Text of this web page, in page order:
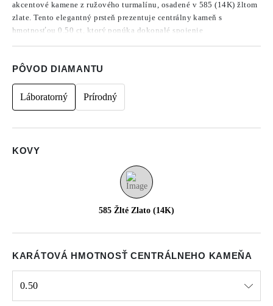
akcentové kamene z ružového turmalínu, osadené v 585 (14K) žltom
zlate. Tento elegantný prsteň prezentuje centrálny kameň s
hmotnosťou 0.50 ct, ktorý ponúka dokonalé spojenie
PÔVOD DIAMANTU
Láboratorný Prírodný
KOVY
585 Žlté Zlato (14K)
KARÁTOVÁ HMOTNOSŤ CENTRÁLNEHO KAMEŇA
0.50